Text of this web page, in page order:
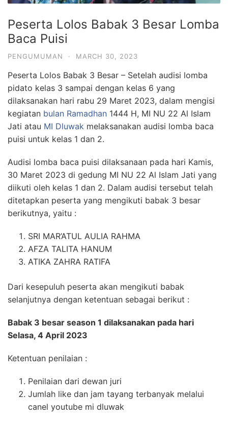
Peserta Lolos Babak 3 Besar Lomba
Baca Puisi
PENGUMUMAN · MARCH 30, 2023
Peserta Lolos Babak 3 Besar – Setelah audisi lomba
pidato kelas 3 sampai dengan kelas 6 yang
dilaksanakan hari rabu 29 Maret 2023, dalam mengisi
kegiatan bulan Ramadhan 1444 H, MI NU 22 Al Islam
Jati atau MI Dluwak melaksanakan audisi lomba baca
puisi untuk kelas 1 dan 2.
Audisi lomba baca puisi dilaksanaan pada hari Kamis,
30 Maret 2023 di gedung MI NU 22 Al Islam Jati yang
diikuti oleh kelas 1 dan 2. Dalam audisi tersebut telah
ditetapkan peserta yang mengikuti babak 3 besar
berikutnya, yaitu :
SRI MAR’ATUL AULIA RAHMA
AFZA TALITA HANUM
ATIKA ZAHRA RATIFA
Dari kesepuluh peserta akan mengikuti babak
selanjutnya dengan ketentuan sebagai berikut :
Babak 3 besar season 1 dilaksanakan pada hari
Selasa, 4 April 2023
Ketentuan penilaian :
Penilaian dari dewan juri
Jumlah like dan jam tayang terbanyak melalui
canel youtube mi dluwak